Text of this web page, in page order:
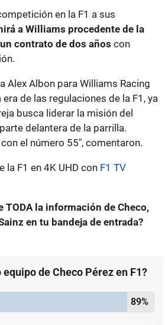
en la F1 a sus
a Williams procedente de la
contrato de dos años con
Alex Albon para Williams Racing
de las regulaciones de la F1, ya
busca liderar la misión del
delantera de la parrilla.
el número 55", comentaron.
la F1 en 4K UHD con F1 TV
TODA la información de Checo,
en tu bandeja de entrada?
de Checo Pérez en F1?
89%